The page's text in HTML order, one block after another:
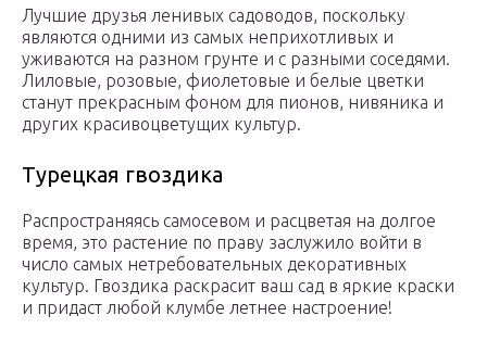
Лучшие друзья ленивых садоводов, поскольку
являются одними из самых неприхотливых и
уживаются на разном грунте и с разными соседями.
Лиловые, розовые, фиолетовые и белые цветки
станут прекрасным фоном для пионов, нивяника и
других красивоцветущих культур.
Турецкая гвоздика
Распространяясь самосевом и расцветая на долгое
время, это растение по праву заслужило войти в
число самых нетребовательных декоративных
культур. Гвоздика раскрасит ваш сад в яркие краски
и придаст любой клумбе летнее настроение!